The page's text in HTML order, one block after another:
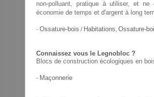
non-polluant, pratique à utiliser, et ne
économie de temps et d'argent à long
- Ossature-bois / Habitations, Ossature-
Connaissez vous le Legnobloc ?
Blocs de construction écologiques en
- Maçonnerie